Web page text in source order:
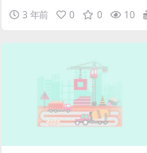
3 年前 0 0 10